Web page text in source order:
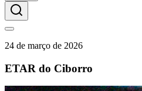
24 de março de 2026
ETAR do Ciborro